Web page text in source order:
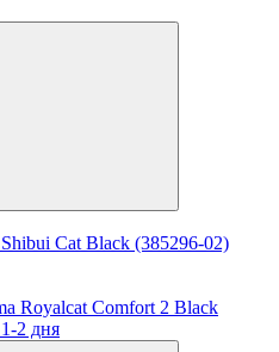
Cat Black (385296-02)